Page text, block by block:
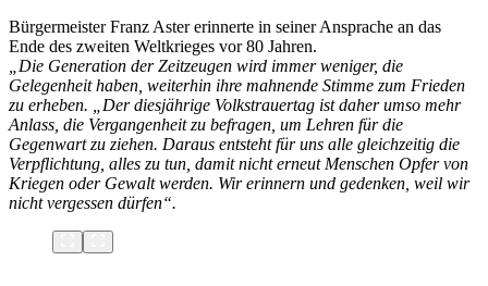
Bürgermeister Franz Aster erinnerte in seiner Ansprache an das
Ende des zweiten Weltkrieges vor 80 Jahren.
„Die Generation der Zeitzeugen wird immer weniger, die
Gelegenheit haben, weiterhin ihre mahnende Stimme zum Frieden
zu erheben. „Der diesjährige Volkstrauertag ist daher umso mehr
Anlass, die Vergangenheit zu befragen, um Lehren für die
Gegenwart zu ziehen. Daraus entsteht für uns alle gleichzeitig die
Verpflichtung, alles zu tun, damit nicht erneut Menschen Opfer von
Kriegen oder Gewalt werden. Wir erinnern und gedenken, weil wir
nicht vergessen dürfen“.